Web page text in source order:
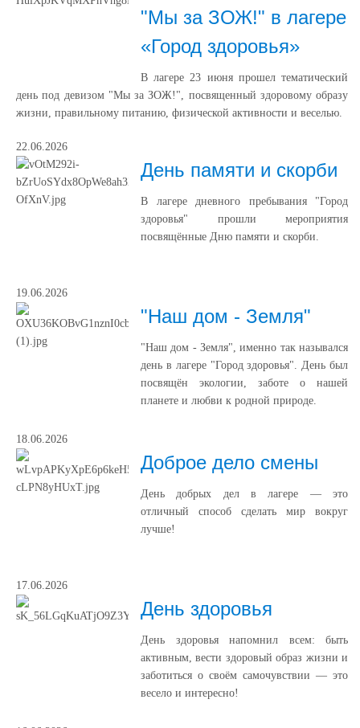
"Мы за ЗОЖ!" в лагере
«Город здоровья»
В лагере 23 июня прошел тематический
день под девизом "Мы за ЗОЖ!", посвященный здоровому образу
жизни, правильному питанию, физической активности и веселью.
22.06.2026
День памяти и скорби
В лагере дневного пребывания "Город
здоровья" прошли мероприятия
посвящённые Дню памяти и скорби.
19.06.2026
"Наш дом - Земля"
"Наш дом - Земля", именно так назывался
день в лагере "Город здоровья". День был
посвящён экологии, заботе о нашей
планете и любви к родной природе.
18.06.2026
Доброе дело смены
День добрых дел в лагере — это
отличный способ сделать мир вокруг
лучше!
17.06.2026
День здоровья
День здоровья напомнил всем: быть
активным, вести здоровый образ жизни и
заботиться о своём самочувствии — это
весело и интересно!